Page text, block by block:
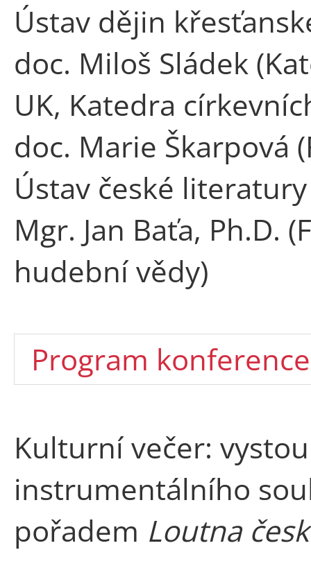
Ústav dějin
doc. Miloš Sládek
UK, Katedra
doc. Marie Škarpová
Ústav české
Mgr. Jan Baťa, Ph.D.
hudební vědy)
Program konference
Kulturní večer:
instrumentálního
pořadem Loutna